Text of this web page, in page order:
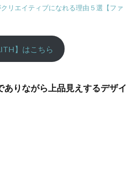
リエイティブになれる理由５選【ファ
】はこちら
りながら上品見えするデザイ